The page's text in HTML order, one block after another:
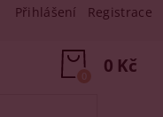
Přihlášení Registrace
0 Kč
0